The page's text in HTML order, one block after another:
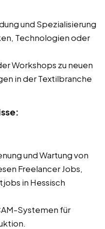
und Spezialisierung
Technologien oder
Workshops zu neuen
in der Textilbranche
und Wartung von
Freelancer Jobs,
in Hessisch
Systemen für